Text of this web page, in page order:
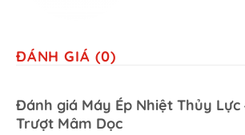
ĐÁNH GIÁ (0)
Đánh giá Máy Ép Nhiệt Thủy Lực
Trượt Mâm Dọc